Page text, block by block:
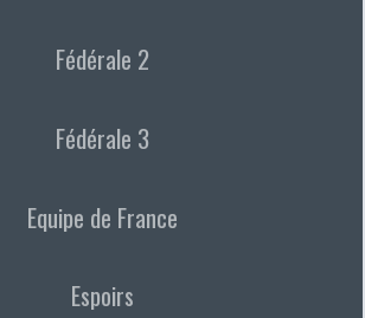
Fédérale 2
Fédérale 3
Equipe de France
Espoirs